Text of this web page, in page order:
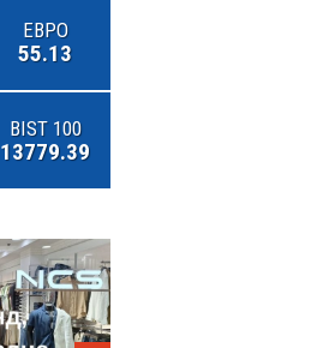
ЕВРО
55.13
BIST 100
13779.39